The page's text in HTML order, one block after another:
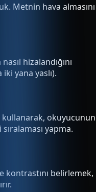
Metnin hava almasını
hizalandığını
yana yaslı).
kullanarak, okuyucunun
yapma.
kontrastını belirlemek,